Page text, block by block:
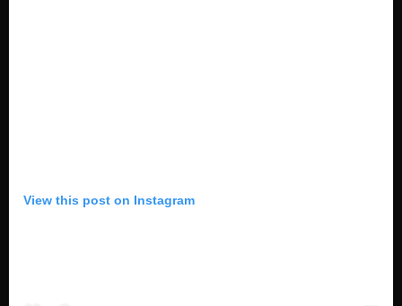
View this post on Instagram